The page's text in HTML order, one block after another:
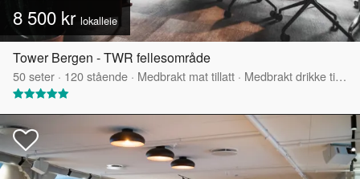
8 500 kr lokalleie
Tower Bergen - TWR fellesområde
50seter · 120stående · Medbrakt mat tillatt · Medbrakt drikke tillatt